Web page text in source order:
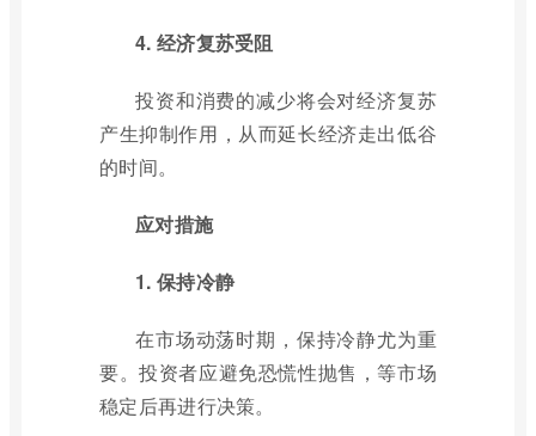
4. 经济复苏受阻
投资和消费的减少将会对经济复苏
产生抑制作用，从而延长经济走出低谷
的时间。
应对措施
1. 保持冷静
在市场动荡时期，保持冷静尤为重
要。投资者应避免恐慌性抛售，等市场
稳定后再进行决策。